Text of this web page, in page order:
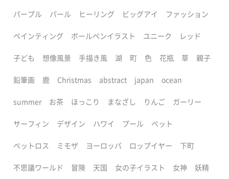
パープル パール ヒーリング ビッグアイ ファッション
ペインティング ボールペンイラスト ユニーク レッド
子ども 想像風景 手描き風 湖 町 色 花瓶 草 親子
鉛筆画 鹿 Christmas abstract japan ocean
summer お茶 ほっこり まなざし りんご ガーリー
サーフィン デザイン ハワイ プール ペット
ペットロス ミモザ ヨーロッパ ロップイヤー 下町
不思議ワールド 冒険 天国 女の子イラスト 女神 妖精